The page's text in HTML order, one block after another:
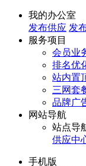
我的办公室
发布供应 发
服务项目
会员业
排名优
站内置
三网套
品牌广
网站导航
站点导
供应中
手机版